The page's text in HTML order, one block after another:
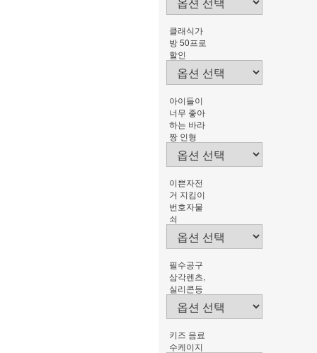
클래식가
방 50프로
할인
아이들이
너무 좋아
하는 바라
짱 인형
이쁜자전
거 지킴이
번호자물
쇠
필수공구
삼각렌츠,
실리콘등
키즈 음료
수케이지